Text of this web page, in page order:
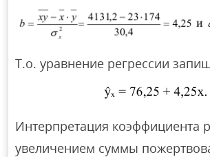
Т.о. уравнение регрессии
Интерпретация коэффициента
увеличением суммы